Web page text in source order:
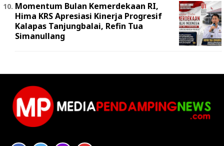
Momentum Bulan Kemerdekaan RI,
Hima KRS Apresiasi Kinerja Progresif
Kalapas Tanjungbalai, Refin Tua
Simanullang